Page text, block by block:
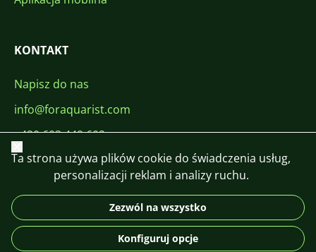
KONTAKT
Napisz do nas
info@foraquarist.com
+420 603 449 602
DE
Zamknij
Ta strona używa plików cookie do świadczenia usług,
personalizacji reklam i analizy ruchu.
Zezwól na wszystko
Konfiguruj opcje